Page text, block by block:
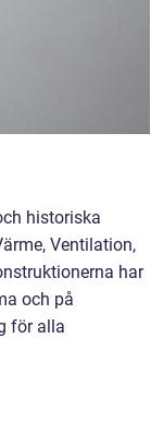
historiska
Ventilation,
har
och på
för alla